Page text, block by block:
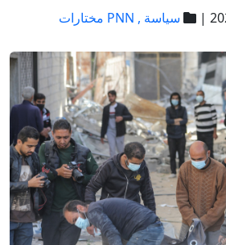
سياسة , PNN مختارات